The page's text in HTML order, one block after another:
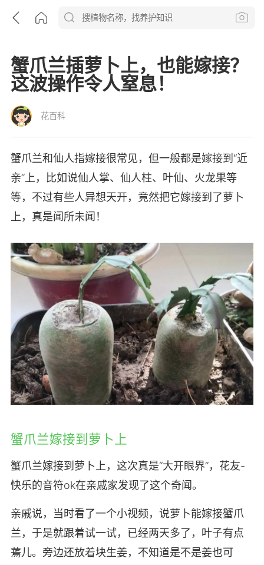
蟹爪兰插萝卜上，也能嫁接？
这波操作令人窒息！
花百科
蟹爪兰和仙人指嫁接很常见，但一般都是嫁接到“近
亲”上，比如说仙人掌、仙人柱、叶仙、火龙果等
等，不过有些人异想天开，竟然把它嫁接到了萝卜
上，真是闻所未闻！
蟹爪兰嫁接到萝卜上
蟹爪兰嫁接到萝卜上，这次真是“大开眼界”，花友-
快乐的音符ok在亲戚家发现了这个奇闻。
亲戚说，当时看了一个小视频，说萝卜能嫁接蟹爪
兰，于是就跟着试一试，已经两天多了，叶子有点
蔫儿。旁边还放着块生姜，不知道是不是姜也可